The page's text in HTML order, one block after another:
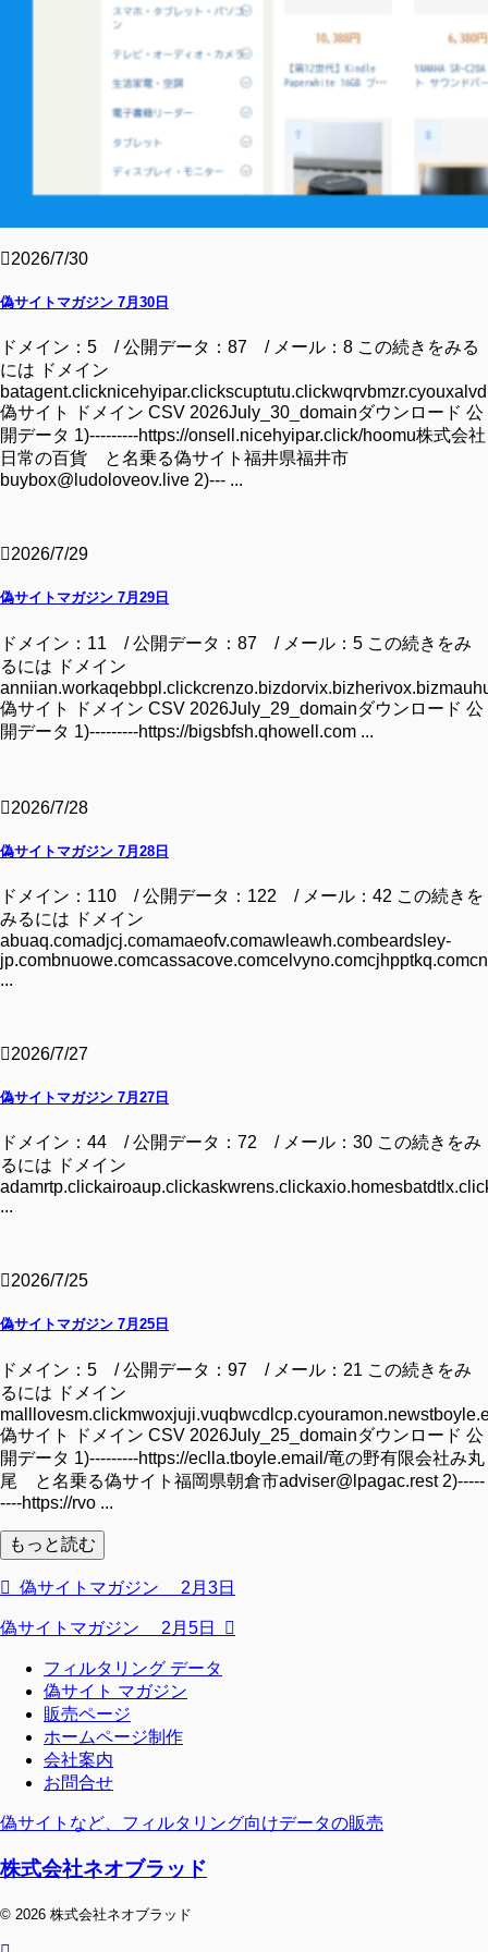
2026/7/30
偽サイトマガジン 7月30日
ドメイン：5 / 公開データ：87 / メール：8 この続きをみる
には ドメイン
偽サイト ドメイン CSV 2026July_30_domainダウンロード 公
開データ 1)---------https://onsell.nicehyipar.click/hoomu株式会社
日常の百貨 と名乗る偽サイト福井県福井市
buybox@ludoloveov.live 2)--- ...
2026/7/29
偽サイトマガジン 7月29日
ドメイン：11 / 公開データ：87 / メール：5 この続きをみ
るには ドメイン
偽サイト ドメイン CSV 2026July_29_domainダウンロード 公
開データ 1)---------https://bigsbfsh.qhowell.com ...
2026/7/28
偽サイトマガジン 7月28日
ドメイン：110 / 公開データ：122 / メール：42 この続きを
みるには ドメイン
abuaq.comadjcj.comamaeofv.comawleawh.combeardsley-
...
2026/7/27
偽サイトマガジン 7月27日
ドメイン：44 / 公開データ：72 / メール：30 この続きをみ
るには ドメイン
...
2026/7/25
偽サイトマガジン 7月25日
ドメイン：5 / 公開データ：97 / メール：21 この続きをみ
るには ドメイン
偽サイト ドメイン CSV 2026July_25_domainダウンロード 公
開データ 1)---------https://eclla.tboyle.email/竜の野有限会社み丸
尾 と名乗る偽サイト福岡県朝倉市adviser@lpagac.rest 2)-----
----https://rvo ...
もっと読む
偽サイトマガジン 2月3日
偽サイトマガジン 2月5日
フィルタリング データ
偽サイト マガジン
販売ページ
ホームページ制作
会社案内
お問合せ
偽サイトなど、フィルタリング向けデータの販売
株式会社ネオブラッド
© 2026 株式会社ネオブラッド